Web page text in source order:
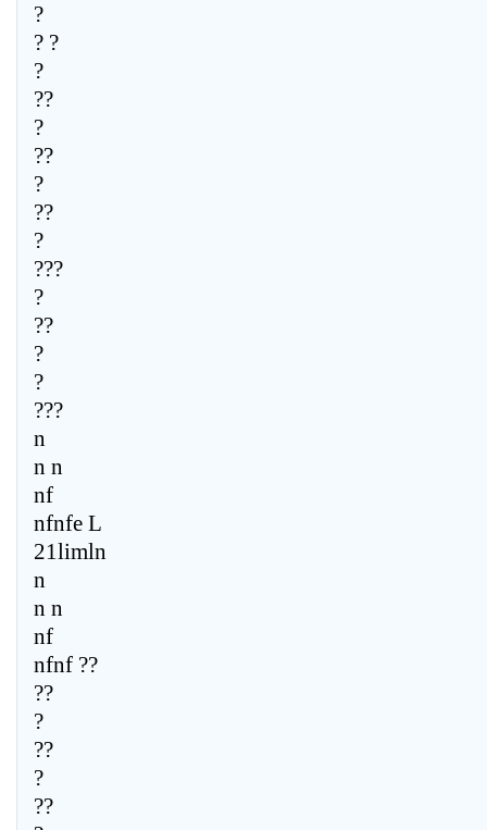
?
? ?
?
??
?
??
?
??
?
???
?
??
?
?
???
n
n n
nf
nfnfe L
21limln
n
n n
nf
nfnf ??
??
?
??
?
??